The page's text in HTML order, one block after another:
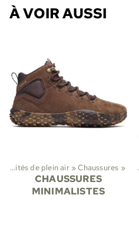
À VOIR AUSSI
Activités de plein air ‪»Chaussures ‪»
CHAUSSURES
MINIMALISTES
Sports‪»